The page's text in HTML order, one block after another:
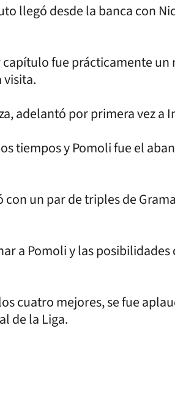
llegó desde la banca con
fue prácticamente un
visita.
adelantó por primera vez a
tiempos y Pomoli fue el
un par de triples de
a Pomoli y las posibilidades
cuatro mejores, se fue
de la Liga.